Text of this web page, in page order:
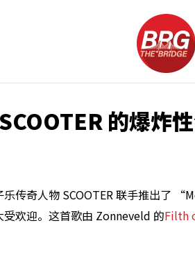
的爆炸
传奇人物 SCOOTER 联手推出了
欢迎。这首歌由 Zonneveld 的Filth